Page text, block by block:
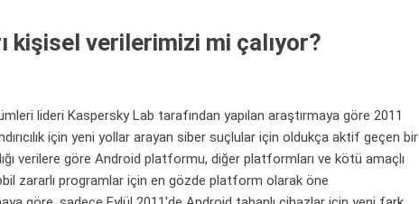
kişisel verilerimizi mi çalıyor?
lideri Kaspersky Lab tarafından yapılan araştırmaya göre 2011
için yeni yollar arayan siber suçlular için oldukça aktif geçen bir
verilere göre Android platformu, diğer platformları ve kötü amaçlı
zararlı programlar için en gözde platform olarak öne